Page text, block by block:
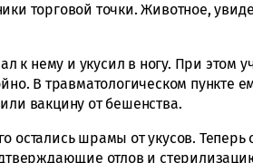
торговой точки. Животное,
к нему и укусил в ногу. При этом
В травматологическом пункте
вакцину от бешенства.
шрамы от укусов. Теперь
отлов и